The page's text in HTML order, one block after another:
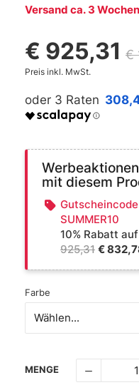
Versand ca. 3
€ 925,31 €
Preis inkl. MwSt.
mit diesem
SUMMER10
10% Rabatt
925,31 €
Farbe
MENGE